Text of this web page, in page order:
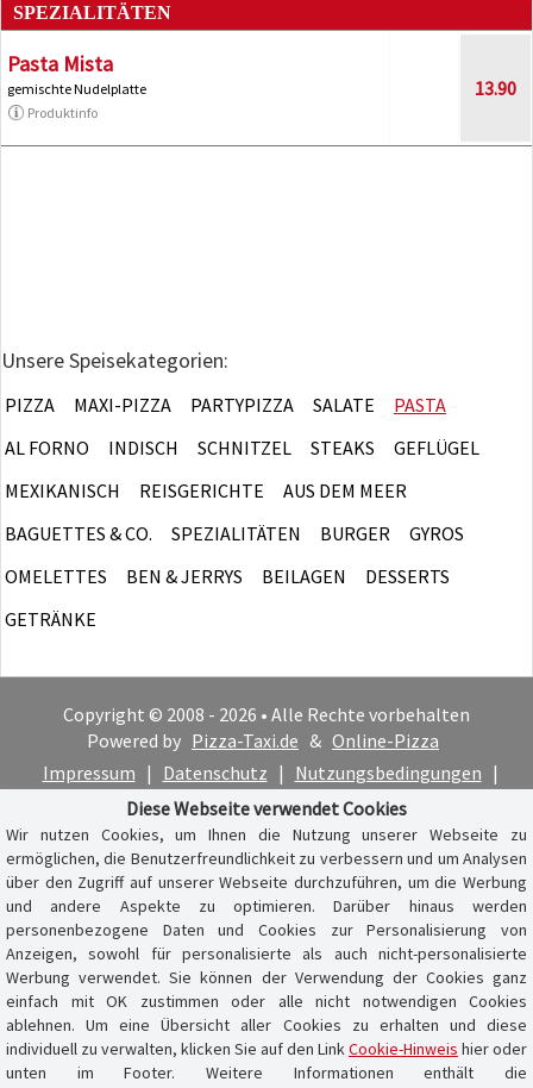
SPEZIALITÄTEN
Pasta Mista
gemischte Nudelplatte
Produktinfo
13.90
Unsere Speisekategorien:
PIZZA MAXI-PIZZA PARTYPIZZA SALATE
PASTA
AL FORNO
INDISCH SCHNITZEL STEAKS
GEFLÜGEL
MEXIKANISCH
REISGERICHTE
AUS DEM MEER
BAGUETTES & CO.
SPEZIALITÄTEN BURGER
GYROS
OMELETTES
BEN & JERRYS BEILAGEN
DESSERTS
GETRÄNKE
Copyright © 2008 - 2026 • Alle Rechte vorbehalten
Powered by Pizza-Taxi.de & Online-Pizza
Impressum | Datenschutz | Nutzungsbedingungen |
Cookie-Hinweis
Diese Webseite verwendet Cookies
Wir nutzen Cookies, um Ihnen die Nutzung unserer Webseite zu
ermöglichen, die Benutzerfreundlichkeit zu verbessern und um Analysen
über den Zugriff auf unserer Webseite durchzuführen, um die Werbung
und andere Aspekte zu optimieren. Darüber hinaus werden
personenbezogene Daten und Cookies zur Personalisierung von
Anzeigen, sowohl für personalisierte als auch nicht-personalisierte
Werbung verwendet. Sie können der Verwendung der Cookies ganz
einfach mit OK zustimmen oder alle nicht notwendigen Cookies
ablehnen. Um eine Übersicht aller Cookies zu erhalten und diese
individuell zu verwalten, klicken Sie auf den LinkCookie-Hinweis hier oder
unten im Footer. Weitere Informationen enthält die